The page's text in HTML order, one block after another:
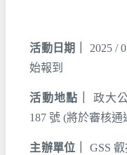
活動日期｜ 2025 /
始報到
活動地點｜
政大
187 號 (將於審核
主辦單位｜ GSS